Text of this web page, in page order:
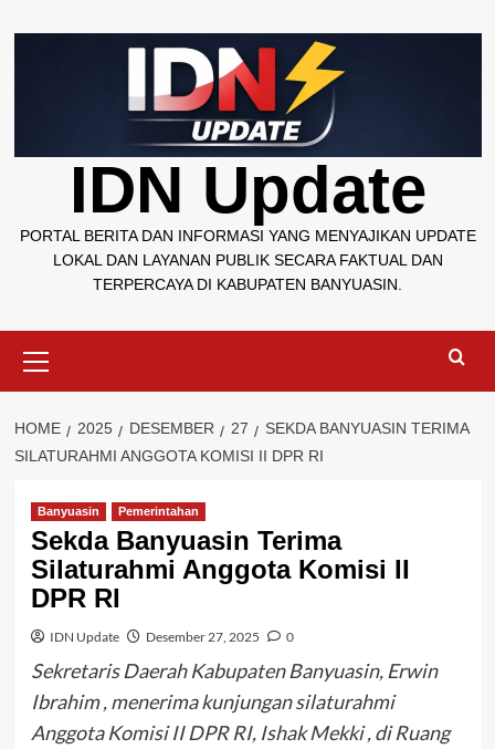
to
IDN Update
PORTAL BERITA DAN INFORMASI YANG MENYAJIKAN UPDATE
LOKAL DAN LAYANAN PUBLIK SECARA FAKTUAL DAN
TERPERCAYA DI KABUPATEN BANYUASIN.
Menu
HOME 2025 DESEMBER 27
SEKDA BANYUASIN TERIMA
SILATURAHMI ANGGOTA KOMISI II DPR RI
Banyuasin Pemerintahan
Sekda Banyuasin Terima
Silaturahmi Anggota Komisi II
DPR RI
IDN Update Desember 27, 2025 0
Sekretaris Daerah Kabupaten Banyuasin, Erwin
Ibrahim , menerima kunjungan silaturahmi
Anggota Komisi II DPR RI, Ishak Mekki , di Ruang